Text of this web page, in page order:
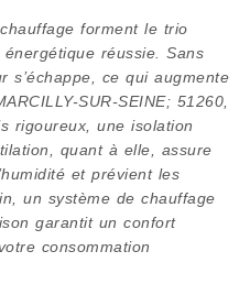
forment le trio
réussie. Sans
s’échappe, ce qui augmente
SUR-SEINE; 51260,
rigoureux, une isolation
quant à elle, assure
et prévient les
un système de chauffage
garantit un confort
consommation